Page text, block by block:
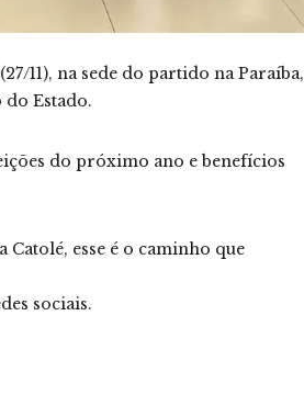
11), na sede do partido na Paraíba,
Estado.
do próximo ano e benefícios
esse é o caminho que
sociais.